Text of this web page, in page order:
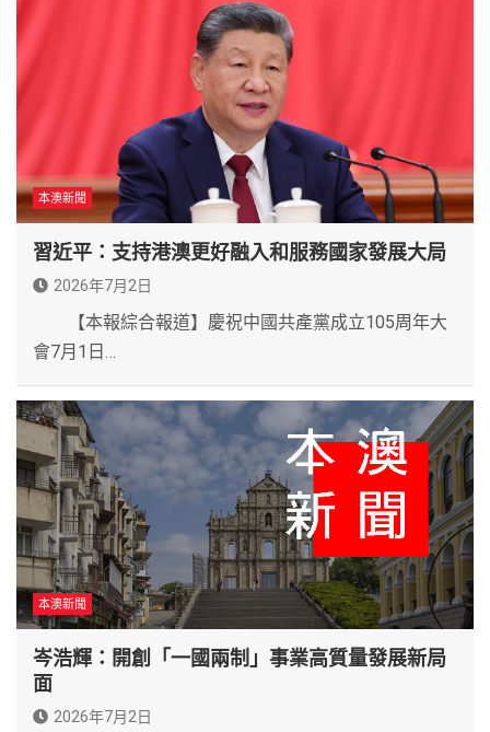
本澳新聞
習近平：支持港澳更好融入和服務國家發展大局
2026年7月2日
【本報綜合報道】慶祝中國共產黨成立105周年大
會7月1日…
本澳新聞
岑浩輝：開創「一國兩制」事業高質量發展新局
面
2026年7月2日